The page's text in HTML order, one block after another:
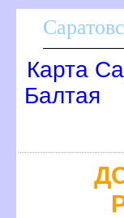
Карта
Балтая